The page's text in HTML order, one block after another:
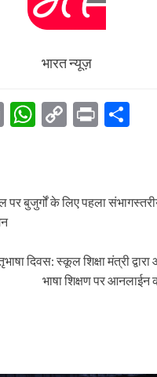
भारत न्यूज़
EmailWhatsApp
Copy
Print
पर बुजुर्गों के लिए पहला
दिवस: स्कूल शिक्षा मंत्री
भाषा शिक्षण पर आनलाईन